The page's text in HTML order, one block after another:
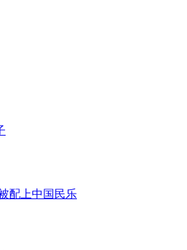
痛下狠手拳打脚踢
生回应
片面不公正
车
配上中国民乐